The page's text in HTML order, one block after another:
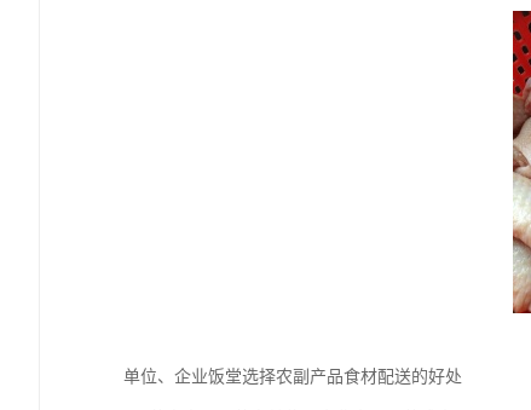
单位、企业饭堂选择农副产品食材配送的好处